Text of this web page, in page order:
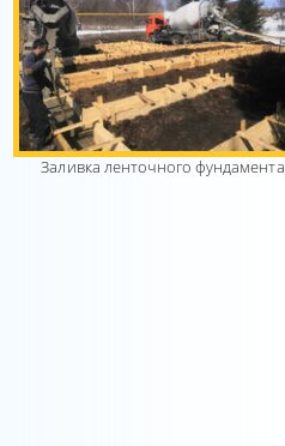
Заливка ленточного фундамента